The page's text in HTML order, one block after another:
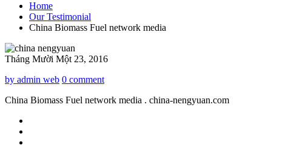
Home
Our Testimonial
China Biomass Fuel network media
Tháng Mười Một 23, 2016
by admin web 0 comment
China Biomass Fuel network media . china-nengyuan.com